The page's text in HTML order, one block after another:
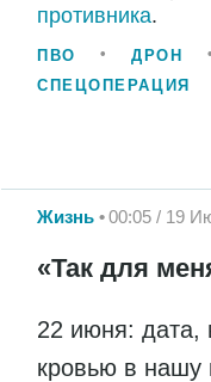
противника.
ПВО ДРОН
СПЕЦОПЕРАЦИЯ
Жизнь 00:05 / 19
«Так для
22 июня: дата,
кровью в нашу